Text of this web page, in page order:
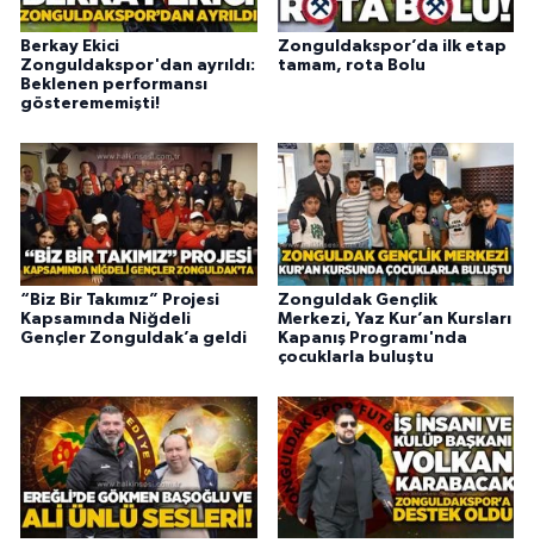
Berkay Ekici
Zonguldakspor'dan ayrıldı:
Beklenen performansı
gösterememişti!
Zonguldakspor’da ilk etap
tamam, rota Bolu
“Biz Bir Takımız” Projesi
Kapsamında Niğdeli
Gençler Zonguldak’a geldi
Zonguldak Gençlik
Merkezi, Yaz Kur’an Kursları
Kapanış Programı'nda
çocuklarla buluştu